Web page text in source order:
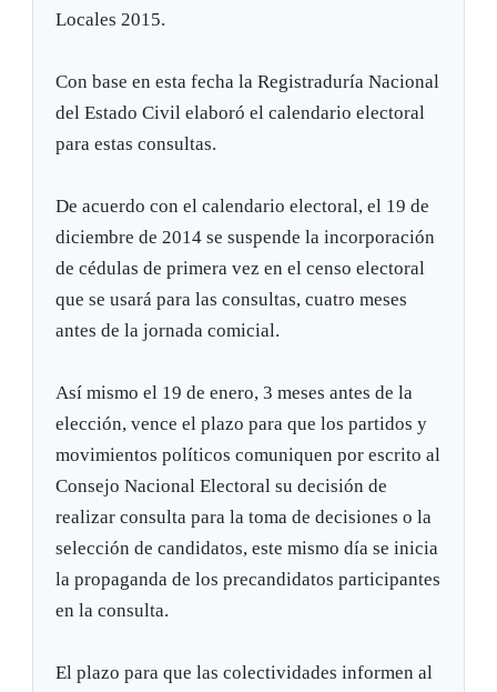
Locales 2015.
Con base en esta fecha la Registraduría Nacional
del Estado Civil elaboró el calendario electoral
para estas consultas.
De acuerdo con el calendario electoral, el 19 de
diciembre de 2014 se suspende la incorporación
de cédulas de primera vez en el censo electoral
que se usará para las consultas, cuatro meses
antes de la jornada comicial.
Así mismo el 19 de enero, 3 meses antes de la
elección, vence el plazo para que los partidos y
movimientos políticos comuniquen por escrito al
Consejo Nacional Electoral su decisión de
realizar consulta para la toma de decisiones o la
selección de candidatos, este mismo día se inicia
la propaganda de los precandidatos participantes
en la consulta.
El plazo para que las colectividades informen al